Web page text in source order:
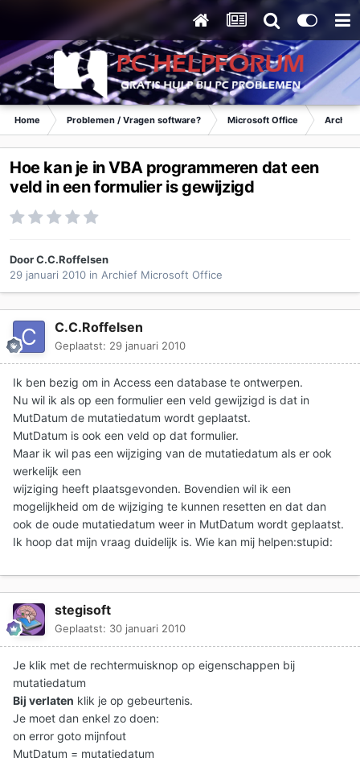
Home Problemen / Vragen software? Microsoft Office Archief
Hoe kan je in VBA programmeren dat een
veld in een formulier is gewijzigd
DoorC.C.Roffelsen
29 januari 2010 in Archief Microsoft Office
C.C.Roffelsen
Geplaatst: 29 januari 2010
Ik ben bezig om in Access een database te ontwerpen.
Nu wil ik als op een formulier een veld gewijzigd is dat in
MutDatum de mutatiedatum wordt geplaatst.
MutDatum is ook een veld op dat formulier.
Maar ik wil pas een wijziging van de mutatiedatum als er ook
werkelijk een
wijziging heeft plaatsgevonden. Bovendien wil ik een
mogelijkheid om de wijziging te kunnen resetten en dat dan
ook de oude mutatiedatum weer in MutDatum wordt geplaatst.
Ik hoop dat mijn vraag duidelijk is. Wie kan mij helpen:stupid:
stegisoft
Geplaatst: 30 januari 2010
Je klik met de rechtermuisknop op eigenschappen bij
mutatiedatum
Bij verlaten klik je op gebeurtenis.
Je moet dan enkel zo doen:
on error goto mijnfout
MutDatum = mutatiedatum